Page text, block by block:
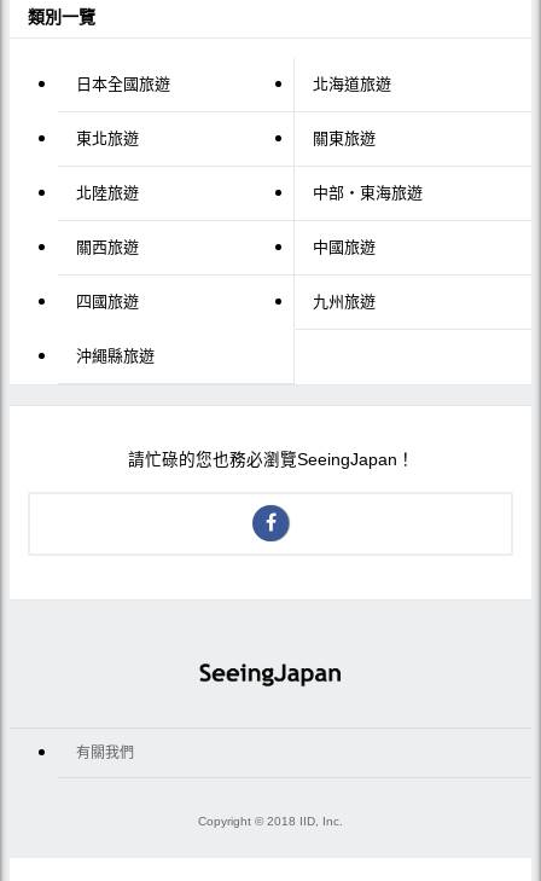
類別一覽
日本全國旅遊 北海道旅遊
東北旅遊 關東旅遊
北陸旅遊 中部・東海旅遊
關西旅遊 中國旅遊
四國旅遊 九州旅遊
沖繩縣旅遊
請忙碌的您也務必瀏覽SeeingJapan！
有關我們
Copyright © 2018 IID, Inc.